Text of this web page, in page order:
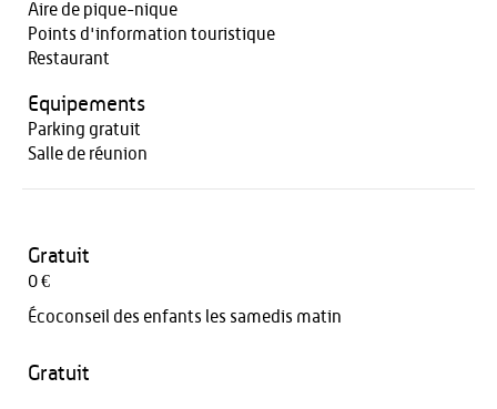
Aire de pique-nique
Points d'information touristique
Restaurant
Equipements
Parking gratuit
Salle de réunion
Gratuit
0 €
Écoconseil des enfants les samedis matin
Gratuit